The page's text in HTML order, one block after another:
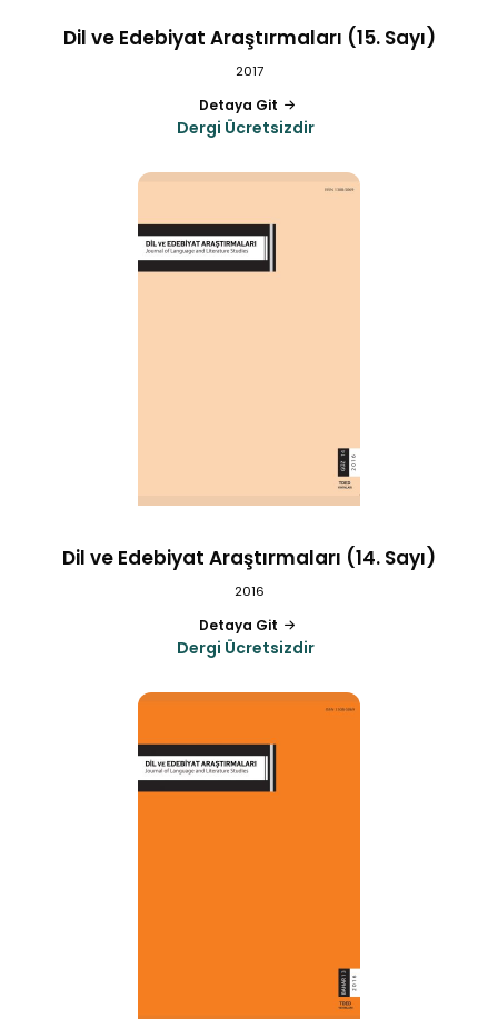
Dil ve Edebiyat Araştırmaları (15. Sayı)
2017
Detaya Git
Dergi Ücretsizdir
Dil ve Edebiyat Araştırmaları (14. Sayı)
2016
Detaya Git
Dergi Ücretsizdir